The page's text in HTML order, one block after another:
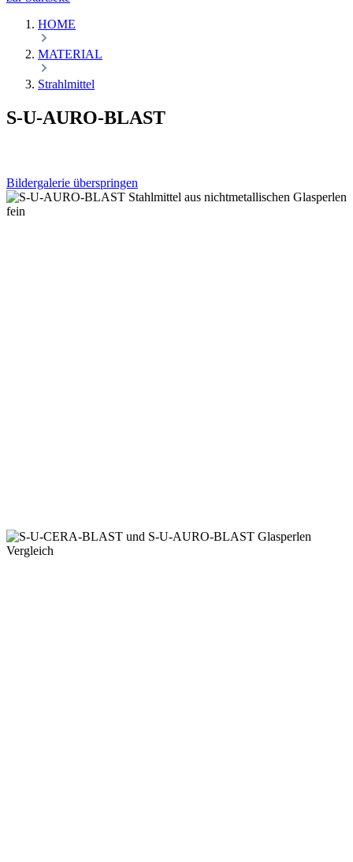
HOME
MATERIAL
Strahlmittel
S-U-AURO-BLAST
Bildergalerie überspringen